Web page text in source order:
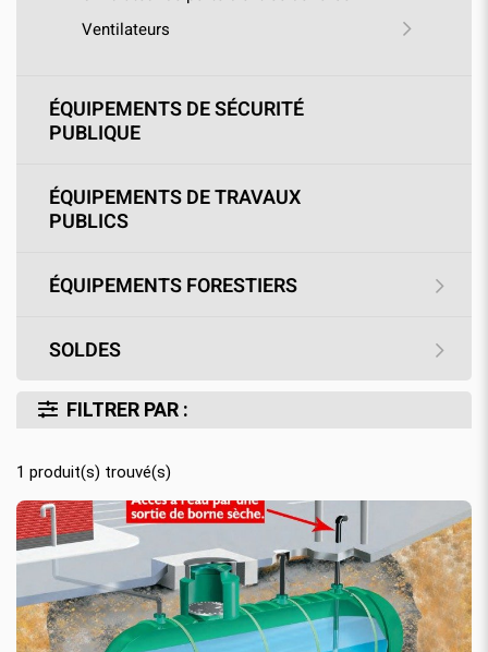
Ventilateurs
ÉQUIPEMENTS DE SÉCURITÉ
PUBLIQUE
ÉQUIPEMENTS DE TRAVAUX
PUBLICS
ÉQUIPEMENTS FORESTIERS
SOLDES
FILTRER PAR :
1 produit(s) trouvé(s)